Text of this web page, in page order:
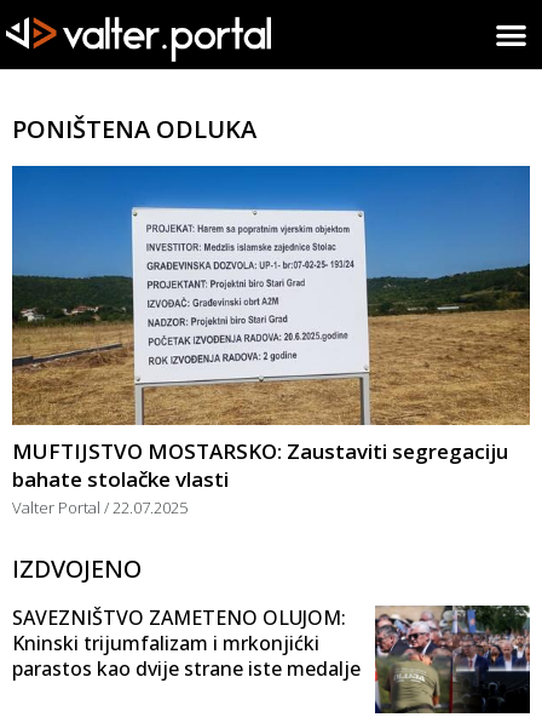
PONIŠTENA ODLUKA
MUFTIJSTVO MOSTARSKO: Zaustaviti segregaciju
bahate stolačke vlasti
Valter Portal 22.07.2025
IZDVOJENO
SAVEZNIŠTVO ZAMETENO OLUJOM:
Kninski trijumfalizam i mrkonjićki
parastos kao dvije strane iste medalje